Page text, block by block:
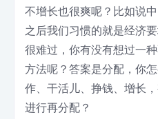
不增长也很爽呢？比如说
之后我们习惯的就是经济
很难过，你有没有想过一
方法呢？答案是分配，你
作、干活儿、挣钱、增长
进行再分配？